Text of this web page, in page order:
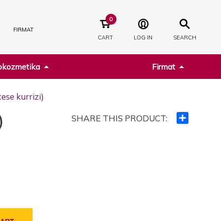
FIRMAT
CART
0
LOG IN SEARCH
Firmat
kurrizi)
SHARE THIS PRODUCT: